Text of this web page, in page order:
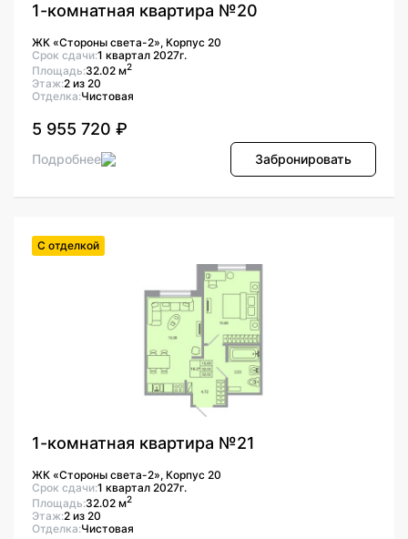
1-комнатная квартира №20
ЖК «Стороны света-2», Корпус 20
Срок сдачи:1 квартал 2027г.
Площадь:32.02 м2
Этаж:2 из 20
Отделка:Чистовая
5 955 720 ₽
Подробнее Забронировать
С отделкой
1-комнатная квартира №21
ЖК «Стороны света-2», Корпус 20
Срок сдачи:1 квартал 2027г.
Площадь:32.02 м2
Этаж:2 из 20
Отделка:Чистовая